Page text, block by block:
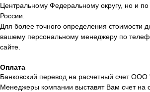
Центральному Федеральному округу, но и по
России.
Для более точного определения стоимости
вашему персональному менеджеру по
сайте.
Оплата
Банковский перевод на расчетный счет
Менеджеры компании выставят Вам счет на